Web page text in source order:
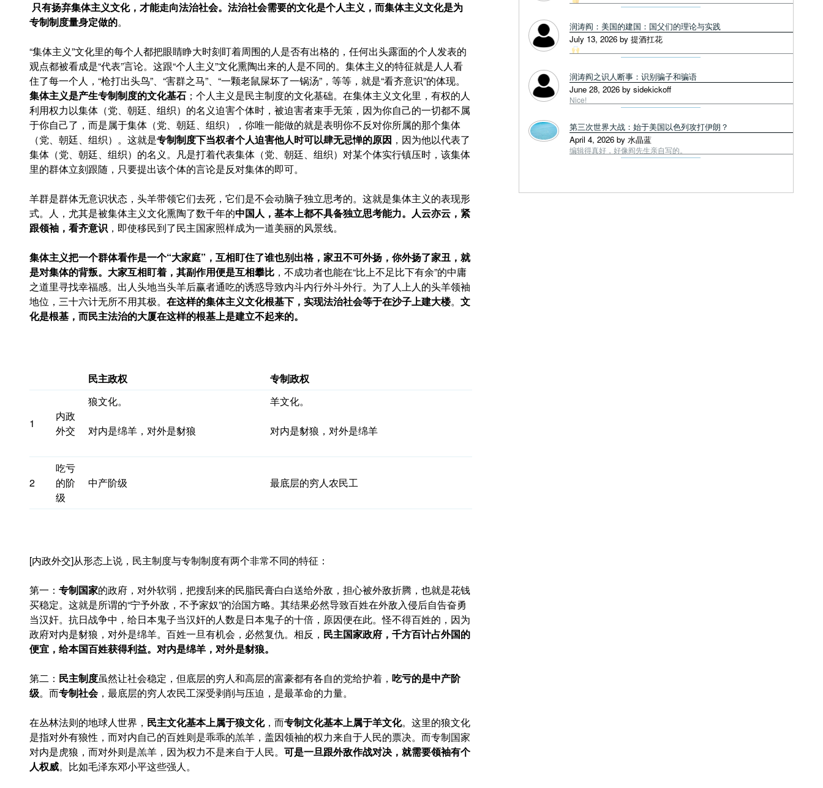
只有扬弃集体主义文化，才能走向法治社会。法治社会需要的文化是个人主义，而集体主义文化是为
专制制度量身定做的。
“集体主义”文化里的每个人都把眼睛睁大时刻盯着周围的人是否有出格的，任何出头露面的个人发表的
观点都被看成是“代表”言论。这跟“个人主义”文化熏陶出来的人是不同的。集体主义的特征就是人人看
住了每一个人，“枪打出头鸟”、“害群之马”、“一颗老鼠屎坏了一锅汤”，等等，就是“看齐意识”的体现。
集体主义是产生专制制度的文化基石 ；个人主义是民主制度的文化基础。在集体主义文化里，有权的人
利用权力以集体（党、朝廷、组织）的名义迫害个体时，被迫害者束手无策，因为你自己的一切都不属
于你自己了，而是属于集体（党、朝廷、组织），你唯一能做的就是表明你不反对你所属的那个集体
（党、朝廷、组织）。这就是专制制度下当权者个人迫害他人时可以肆无忌惮的原因 ，因为他以代表了
集体（党、朝廷、组织）的名义。凡是打着代表集体（党、朝廷、组织）对某个体实行镇压时，该集体
里的群体立刻跟随，只要提出该个体的言论是反对集体的即可。
羊群是群体无意识状态，头羊带领它们去死，它们是不会动脑子独立思考的。这就是集体主义的表现形
式。人，尤其是被集体主义文化熏陶了数千年的中国人，基本上都不具备独立思考能力。人云亦云，紧
跟领袖，看齐意识 ，即使移民到了民主国家照样成为一道美丽的风景线。
集体主义把一个群体看作是一个“大家庭” ，互相盯住了谁也别出格，家丑不可外扬，你外扬了家丑，就
是对集体的背叛。大家互相盯着，其副作用便是互相攀比 ，不成功者也能在“比上不足比下有余”的中庸
之道里寻找幸福感。出人头地当头羊后赢者通吃的诱惑导致内斗内行外斗外行。为了人上人的头羊领袖
地位，三十六计无所不用其极。 在这样的集体主义文化根基下，实现法治社会等于在沙子上建大楼。 文
化是根基，而民主法治的大厦在这样的根基上是建立不起来的。
民主政权 专制政权
1
内政
外交
狼文化。
对内是绵羊，对外是豺狼
羊文化。
对内是豺狼，对外是绵羊
2
吃亏
的阶
级
中产阶级 最底层的穷人农民工
[内政外交]从形态上说，民主制度与专制制度有两个非常不同的特征：
第一： 专制国家的政府，对外软弱，把搜刮来的民脂民膏白白送给外敌，担心被外敌折腾，也就是花钱
买稳定。这就是所谓的“宁予外敌，不予家奴”的治国方略。其结果必然导致百姓在外敌入侵后自告奋勇
当汉奸。抗日战争中，给日本鬼子当汉奸的人数是日本鬼子的十倍，原因便在此。怪不得百姓的，因为
政府对内是豺狼，对外是绵羊。百姓一旦有机会，必然复仇。相反， 民主国家政府，千方百计占外国的
便宜，给本国百姓获得利益。对内是绵羊，对外是豺狼。
第二： 民主制度虽然让社会稳定，但底层的穷人和高层的富豪都有各自的党给护着， 吃亏的是中产阶
级。而专制社会，最底层的穷人农民工深受剥削与压迫，是最革命的力量。
在丛林法则的地球人世界， 民主文化基本上属于狼文化，而专制文化基本上属于羊文化。这里的狼文化
是指对外有狼性，而对内自己的百姓则是乖乖的羔羊，盖因领袖的权力来自于人民的票决。而专制国家
对内是虎狼，而对外则是羔羊，因为权力不是来自于人民。 可是一旦跟外敌作战对决，就需要领袖有个
人权威。比如毛泽东邓小平这些强人。
润涛阎：美国的建国：国父们的理论与实践
July 13, 2026 by 提酒扛花
润涛阎之识人断事：识别骗子和骗语
June 28, 2026 by sidekickoff
Nice!
第三次世界大战：始于美国以色列攻打伊朗？
April 4, 2026 by 水晶蓝
编辑得真好，好像阎先生亲自写的。